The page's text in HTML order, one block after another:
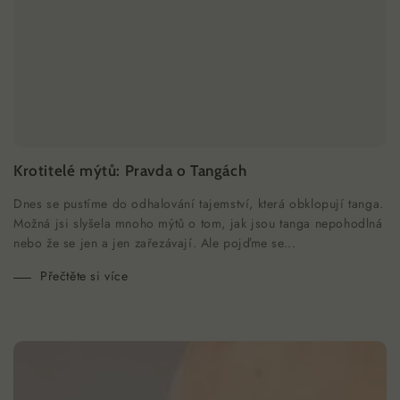
Krotitelé mýtů: Pravda o Tangách
Dnes se pustíme do odhalování tajemství, která obklopují tanga.
Možná jsi slyšela mnoho mýtů o tom, jak jsou tanga nepohodlná
nebo že se jen a jen zařezávají. Ale pojďme se...
Přečtěte si více